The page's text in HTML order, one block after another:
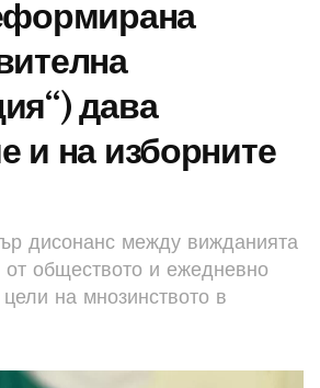
дава
и на изборните
дисонанс между вижданията
от обществото и ежедневно
на мнозинството в